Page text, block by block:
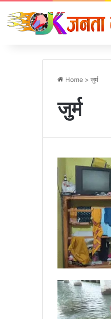
Home > जुर्म
जुर्म